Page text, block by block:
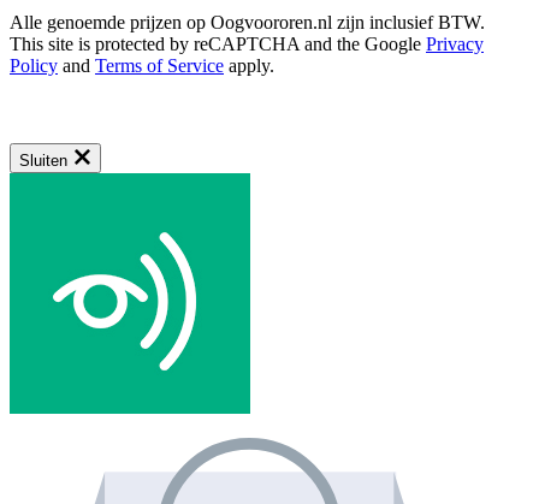
Alle genoemde prijzen op Oogvoororen.nl zijn inclusief BTW.
This site is protected by reCAPTCHA and the Google Privacy
Policy and Terms of Service apply.
Sluiten